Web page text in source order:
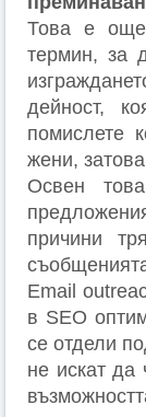
Това е още
термин, за
дейност,
помислете
жени,
Освен
причини
Email
в SEO
се отдели
не искат да